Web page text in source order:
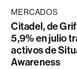
MERCADOS
Citadel, de
5,9% en julio
activos de
Awareness